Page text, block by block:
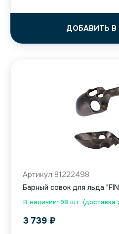
ДОБАВИТЬ В
В наличии: 98 шт. (доставка
Артикул 81222498
Барный совок для льда
3 739 ₽